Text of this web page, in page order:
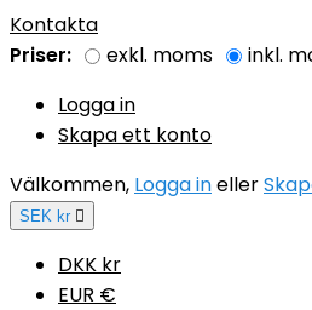
Kontakta
Priser:
exkl. moms
inkl.
Logga in
Skapa ett konto
Välkommen, Logga ineller
SEK kr 
DKK kr
EUR €